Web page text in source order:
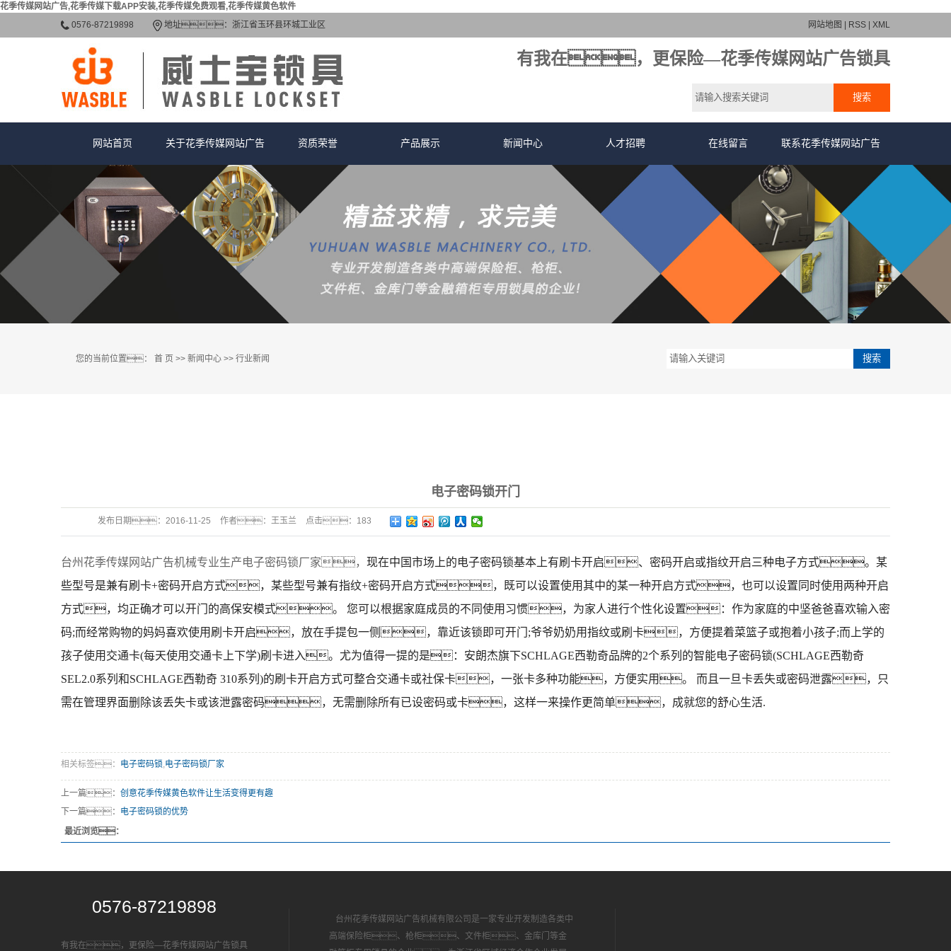
花季传媒网站广告,花季传媒下载APP安装,花季传媒免费观看,花季传媒黄色软件
0576-87219898
地址：浙江省玉环县环城工业区 网站地图 RSS XML
有我在，更保险—花季传媒网站广告锁具
网站首页 关于花季传媒网站广告
公司简介
联系花季传媒网站广告
资质荣誉
资质荣誉
产品展示
花季传媒下载APP安装
花季传媒免费观看
执手、拉手、手
把
电子密码锁(电磁铁系列)
新闻中心
行业新闻
人才招聘 在线留言 联系花季传媒网站广告
您的当前位置： 首 页 >> 新闻中心 >> 行业新闻
电子密码锁开门
发布日期： 2016-11-25 作者： 王玉兰 点击： 183
台州花季传媒网站广告机械专业生产电子密码锁厂家， 现在中国市场上的电子密码锁基本上有刷卡开启、密码开启或指纹开启三种电子方式。某
些型号是兼有刷卡+密码开启方式，某些型号兼有指纹+密码开启方式，既可以设置使用其中的某一种开启方式，也可以设置同时使用两种开启
方式，均正确才可以开门的高保安模式。 您可以根据家庭成员的不同使用习惯，为家人进行个性化设置：作为家庭的中坚爸爸喜欢输入密
码;而经常购物的妈妈喜欢使用刷卡开启，放在手提包一侧，靠近该锁即可开门;爷爷奶奶用指纹或刷卡，方便提着菜篮子或抱着小孩子;而上学的
孩子使用交通卡(每天使用交通卡上下学)刷卡进入。尤为值得一提的是：安朗杰旗下SCHLAGE西勒奇品牌的2个系列的智能电子密码锁(SCHLAGE西勒奇
SEL2.0系列和SCHLAGE西勒奇 310系列)的刷卡开启方式可整合交通卡或社保卡，一张卡多种功能，方便实用。 而且一旦卡丢失或密码泄露，只
需在管理界面删除该丢失卡或该泄露密码，无需删除所有已设密码或卡，这样一来操作更简单，成就您的舒心生活.
相关标签： 电子密码锁,电子密码锁厂家
上一篇： 创意花季传媒黄色软件让生活变得更有趣
下一篇： 电子密码锁的优势
最近浏览：
0576-87219898
有我在，更保险—花季传媒网站广告锁具
台州花季传媒网站广告机械有限公司是一家专业开发制造各类中
高端保险柜、枪柜、文件柜、金库门等金